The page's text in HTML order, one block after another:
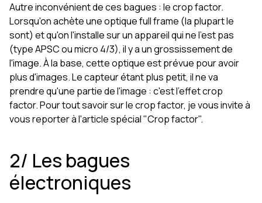
Autre inconvénient de ces bagues : le crop factor.
Lorsqu'on achète une optique full frame (la plupart le
sont) et qu'on l'installe sur un appareil qui ne l'est pas
(type APSC ou micro 4/3), il y a un grossissement de
l'image. À la base, cette optique est prévue pour avoir
plus d'images. Le capteur étant plus petit, il ne va
prendre qu'une partie de l'image : c'est l'effet crop
factor. Pour tout savoir sur le crop factor, je vous invite à
vous reporter à l'article spécial "Crop factor".
2/ Les bagues
électroniques